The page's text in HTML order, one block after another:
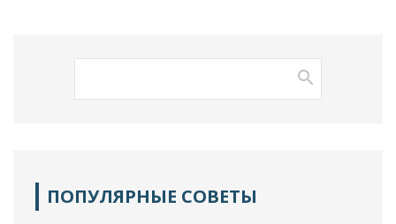
ПОПУЛЯРНЫЕ СОВЕТЫ